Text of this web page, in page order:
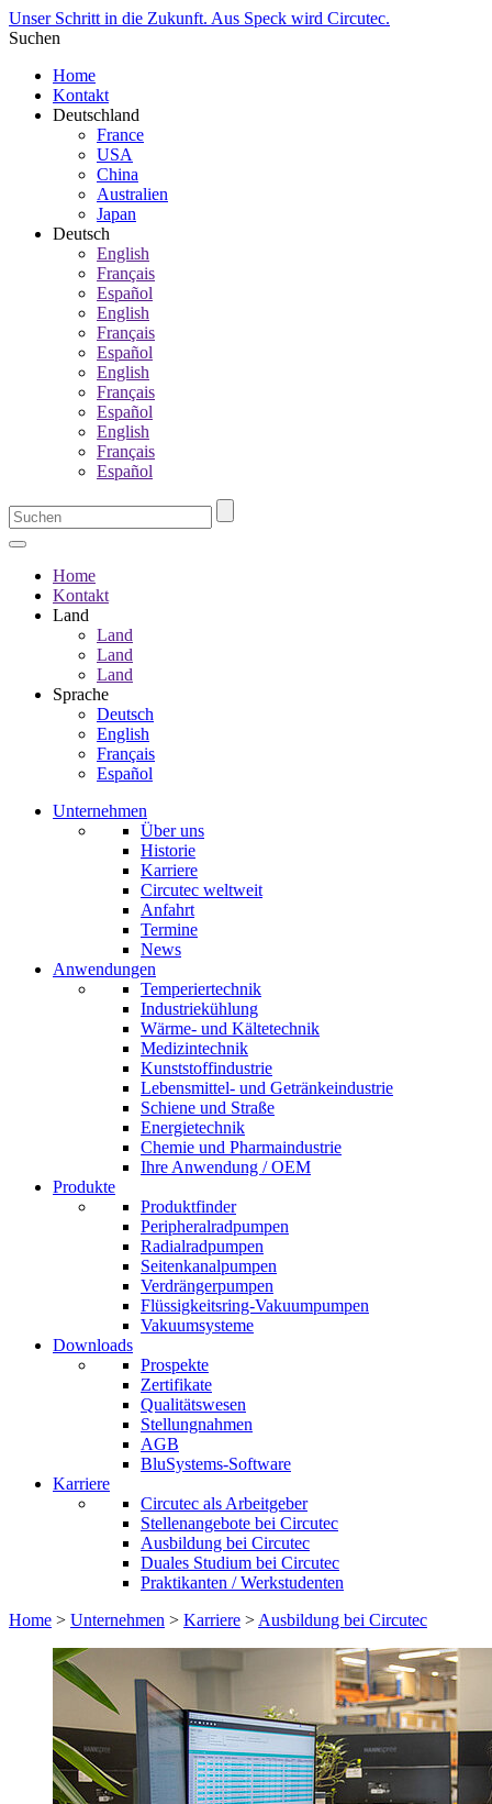
Unser Schritt in die Zukunft. Aus Speck wird Circutec.
Suchen
Home
Kontakt
Deutschland
France
USA
China
Australien
Japan
Deutsch
English
Français
Español
English
Français
Español
English
Français
Español
English
Français
Español
Home
Kontakt
Land
Land
Land
Land
Sprache
Deutsch
English
Français
Español
Unternehmen
Über uns
Historie
Karriere
Circutec weltweit
Anfahrt
Termine
News
Anwendungen
Temperiertechnik
Industriekühlung
Wärme- und Kältetechnik
Medizintechnik
Kunststoffindustrie
Lebensmittel- und Getränkeindustrie
Schiene und Straße
Energietechnik
Chemie und Pharmaindustrie
Ihre Anwendung / OEM
Produkte
Produktfinder
Peripheralradpumpen
Radialradpumpen
Seitenkanalpumpen
Verdrängerpumpen
Flüssigkeitsring-Vakuumpumpen
Vakuumsysteme
Downloads
Prospekte
Zertifikate
Qualitätswesen
Stellungnahmen
AGB
BluSystems-Software
Karriere
Circutec als Arbeitgeber
Stellenangebote bei Circutec
Ausbildung bei Circutec
Duales Studium bei Circutec
Praktikanten / Werkstudenten
Home > Unternehmen > Karriere > Ausbildung bei Circutec